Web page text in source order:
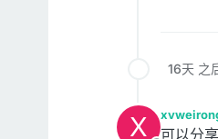
16天 之
X 可以分